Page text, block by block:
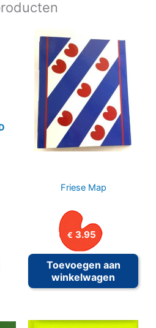
Friese Map
€ 3.95
Toevoegen aan
winkelwagen